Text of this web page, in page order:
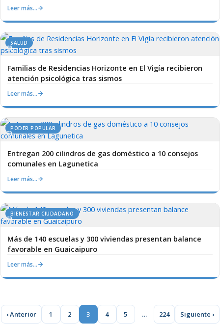
Leer más…
SALUD
Familias de Residencias Horizonte en El Vigía recibieron
atención psicológica tras sismos
Leer más…
PODER POPULAR
Entregan 200 cilindros de gas doméstico a 10 consejos
comunales en Lagunetica
Leer más…
BIENESTAR CIUDADANO
Más de 140 escuelas y 300 viviendas presentan balance
favorable en Guaicaipuro
Leer más…
‹ Anterior 1 2 3 4 5 … 224 Siguiente ›